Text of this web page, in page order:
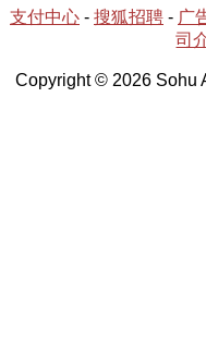
支付中心 - 搜狐招聘 - 广
司
Copyright © 2026 Sohu